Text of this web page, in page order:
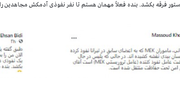
فرقه بکشد. بنده فعلاً مهمان هستم تا نفر نفوذی آدمکش مجاهدین را